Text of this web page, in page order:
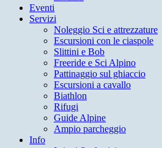
Eventi
Servizi
Noleggio Sci e attrezzature
Escursioni con le ciaspole
Slittini e Bob
Freeride e Sci Alpino
Pattinaggio sul ghiaccio
Escursioni a cavallo
Biathlon
Rifugi
Guide Alpine
Ampio parcheggio
Info